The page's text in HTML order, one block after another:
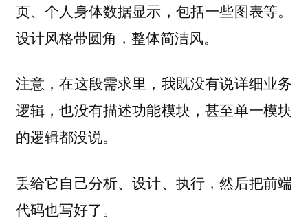
页、个人身体数据显示，包括一些图表等。
设计风格带圆角，整体简洁风。
注意，在这段需求里，我既没有说详细业务
逻辑，也没有描述功能模块，甚至单一模块
的逻辑都没说。
丢给它自己分析、设计、执行，然后把前端
代码也写好了。